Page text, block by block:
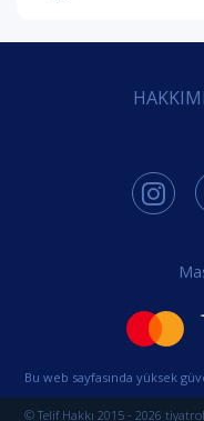
Bu web sayfasında yüksek
© Telif Hakkı 2015 - 2026